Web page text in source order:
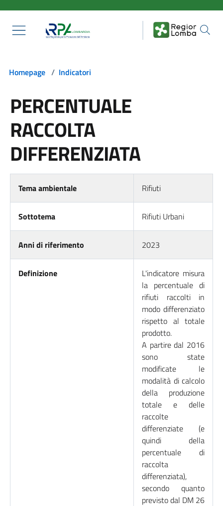
Homepage / Indicatori
PERCENTUALE
RACCOLTA
DIFFERENZIATA
Tema ambientale Rifiuti
Sottotema Rifiuti Urbani
Anni di riferimento 2023
Definizione
L'indicatore misura
la percentuale di
rifiuti raccolti in
modo differenziato
rispetto al totale
prodotto.
A partire dal 2016
sono state
modificate le
modalità di calcolo
della produzione
totale e delle
raccolte
differenziate (e
quindi della
percentuale di
raccolta
differenziata),
secondo quanto
previsto dal DM 26